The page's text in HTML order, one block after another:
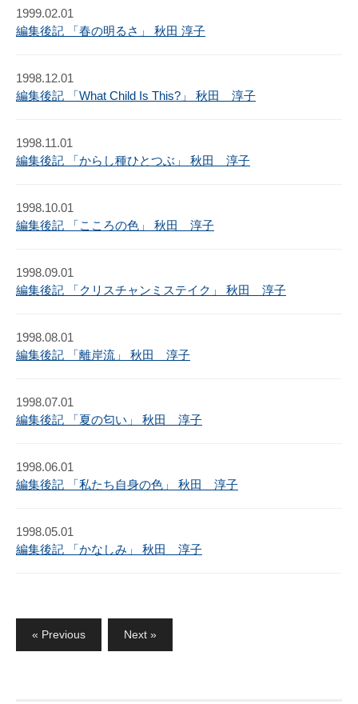
1999.02.01
編集後記 「春の明るさ」 秋田 淳子
1998.12.01
編集後記 「What Child Is This?」 秋田 淳子
1998.11.01
編集後記 「からし種ひとつぶ」 秋田 淳子
1998.10.01
編集後記 「こころの色」 秋田 淳子
1998.09.01
編集後記 「クリスチャンミステイク」 秋田 淳子
1998.08.01
編集後記 「離岸流」 秋田 淳子
1998.07.01
編集後記 「夏の匂い」 秋田 淳子
1998.06.01
編集後記 「私たち自身の色」 秋田 淳子
1998.05.01
編集後記 「かなしみ」 秋田 淳子
稿
« Previous Next »